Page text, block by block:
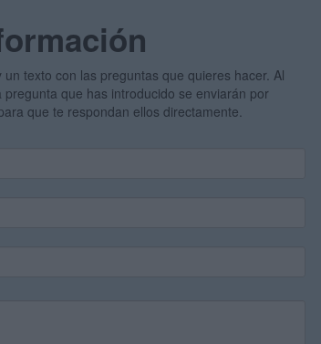
texto con las preguntas que quieres hacer. Al
que has introducido se enviarán por
que te respondan ellos directamente.